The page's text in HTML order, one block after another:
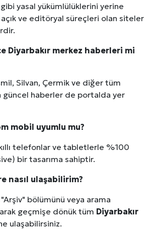
gibi yasal yükümlülüklerini yerine
ve editöryal süreçleri olan siteler
Diyarbakır merkez haberleri mi
Silvan, Çermik ve diğer tüm
güncel haberler de portalda yer
mobil uyumlu mu?
telefonlar ve tabletlerle %100
bir tasarıma sahiptir.
nasıl ulaşabilirim?
bölümünü veya arama
geçmişe dönük tüm Diyarbakır
ulaşabilirsiniz.
ve Pişirme Önerileri: Yumuşak